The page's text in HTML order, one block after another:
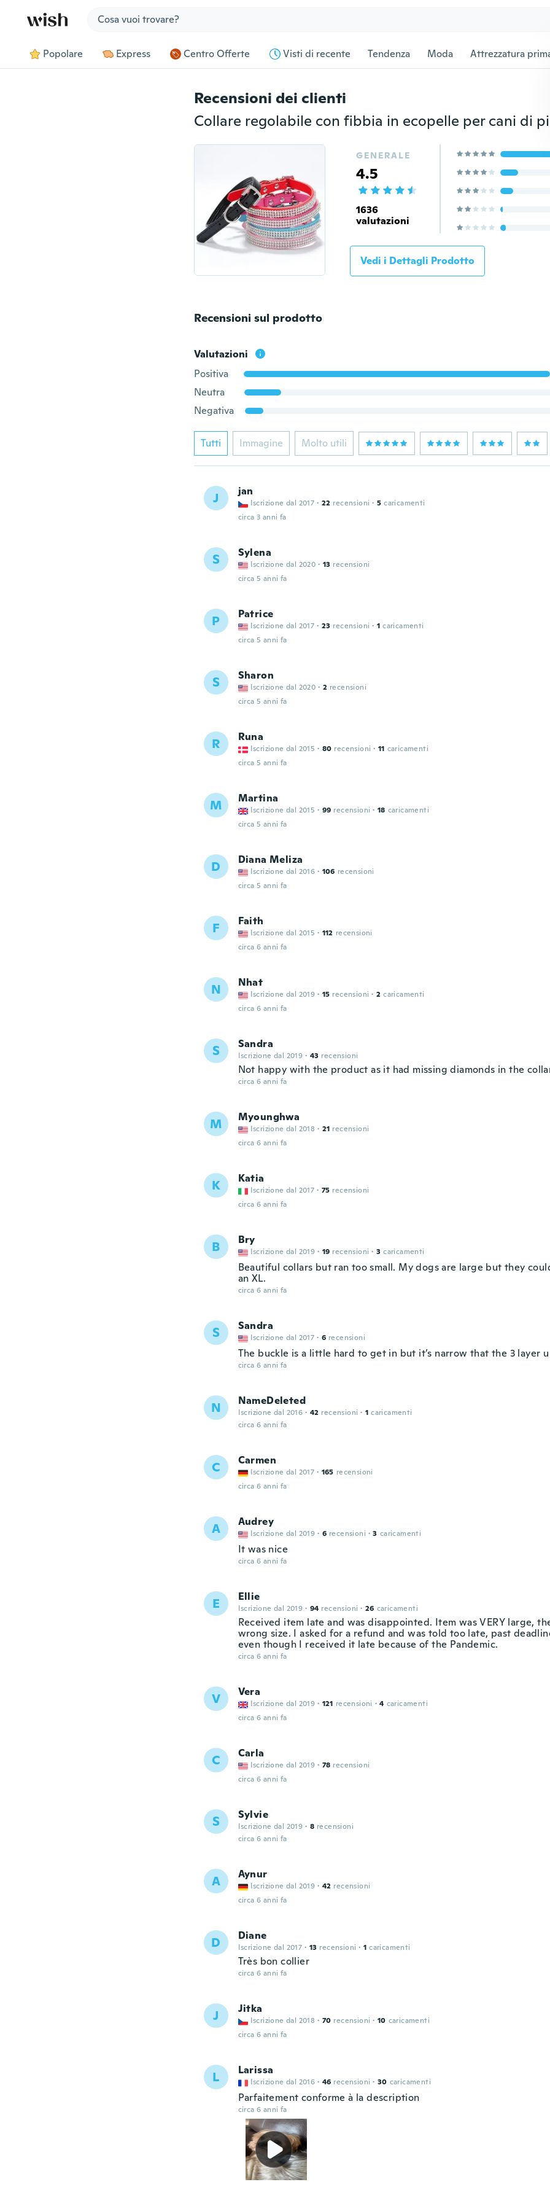
Popolare Express Centro Offerte Visti di recente Tendenza Moda Attrezzatura
Recensioni dei clienti
GENERALE
4.5
1636
valutazioni
Vedi i Dettagli Prodotto
Recensioni sul prodotto
Valutazioni
Positiva
Neutra
Negativa
Tutti Immagine Molto utili
J jan
Iscrizione dal 2017 · 22 recensioni · 5 caricamenti
circa 3 anni fa
S Sylena
Iscrizione dal 2020 · 13 recensioni
circa 5 anni fa
P Patrice
Iscrizione dal 2017 · 23 recensioni · 1 caricamenti
circa 5 anni fa
S Sharon
Iscrizione dal 2020 · 2 recensioni
circa 5 anni fa
R Runa
Iscrizione dal 2015 · 80 recensioni · 11 caricamenti
circa 5 anni fa
M Martina
Iscrizione dal 2015 · 99 recensioni · 18 caricamenti
circa 5 anni fa
D Diana Meliza
Iscrizione dal 2016 · 106 recensioni
circa 5 anni fa
F Faith
Iscrizione dal 2015 · 112 recensioni
circa 6 anni fa
N Nhat
Iscrizione dal 2019 · 15 recensioni · 2 caricamenti
circa 6 anni fa
S Sandra
Iscrizione dal 2019 · 43 recensioni
Not happy with the product as it had missing diamonds in the
circa 6 anni fa
M Myounghwa
Iscrizione dal 2018 · 21 recensioni
circa 6 anni fa
K Katia
Iscrizione dal 2017 · 75 recensioni
circa 6 anni fa
B Bry
Iscrizione dal 2019 · 19 recensioni · 3 caricamenti
Beautiful collars but ran too small. My dogs are large but they
an XL.
circa 6 anni fa
S Sandra
Iscrizione dal 2017 · 6 recensioni
The buckle is a little hard to get in but it’s narrow that the 3 layer
circa 6 anni fa
N NameDeleted
Iscrizione dal 2016 · 42 recensioni · 1 caricamenti
circa 6 anni fa
C Carmen
Iscrizione dal 2017 · 165 recensioni
circa 6 anni fa
A Audrey
Iscrizione dal 2019 · 6 recensioni · 3 caricamenti
It was nice
circa 6 anni fa
E Ellie
Iscrizione dal 2019 · 94 recensioni · 26 caricamenti
Received item late and was disappointed. Item was VERY large,
wrong size. I asked for a refund and was told too late, past
even though I received it late because of the Pandemic.
circa 6 anni fa
V Vera
Iscrizione dal 2019 · 121 recensioni · 4 caricamenti
circa 6 anni fa
C Carla
Iscrizione dal 2019 · 78 recensioni
circa 6 anni fa
S Sylvie
Iscrizione dal 2019 · 8 recensioni
circa 6 anni fa
A Aynur
Iscrizione dal 2019 · 42 recensioni
circa 6 anni fa
D Diane
Iscrizione dal 2017 · 13 recensioni · 1 caricamenti
Très bon collier
circa 6 anni fa
J Jitka
Iscrizione dal 2018 · 70 recensioni · 10 caricamenti
circa 6 anni fa
L Larissa
Iscrizione dal 2016 · 46 recensioni · 30 caricamenti
Parfaitement conforme à la description
circa 6 anni fa